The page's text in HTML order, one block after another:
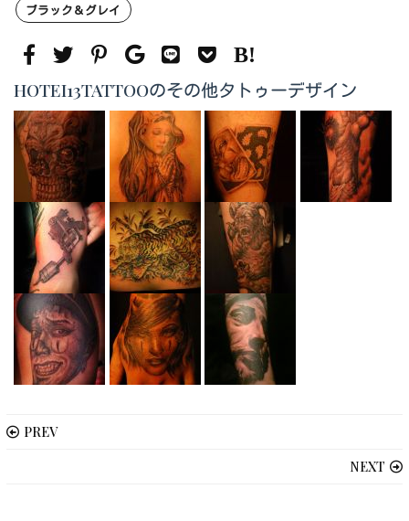
ブラック＆グレイ
HOTEI13TATTOOのその他タトゥーデザイン
PREV
NEXT